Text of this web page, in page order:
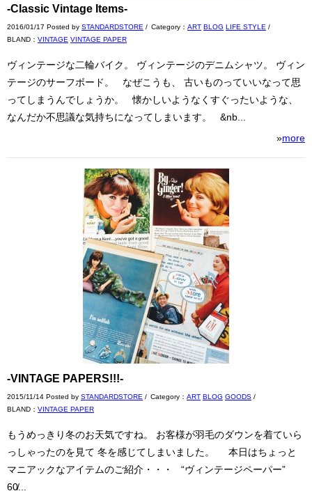
-Classic Vintage Items-
2016/01/17 Posted by STANDARDSTORE / Category： ART BLOG LIFE STYLE /
BLAND： VINTAGE VINTAGE PAPER
ヴィンテージな二輪バイク。 ヴィンテージのデニムシャツ。 ヴィン
テージのサーフボード。 なぜこうも、 古いものっていいなって思
ってしまうんでしょうか。 懐かしいようなくすぐったいような、
なんだか不思議な気持ちになってしまいます。 &nb...
»more
-VINTAGE PAPERS!!!-
2015/11/14 Posted by STANDARDSTORE / Category： ART BLOG GOODS /
BLAND： VINTAGE PAPER
もうめっきり冬のお天気ですね。 お客様が羽毛のダウンを着ていら
っしゃったのを見て 冬を感じてしまいました。 本日はちょっと
マニアックなアイテムのご紹介・・・ “ヴィンテージペーパー”
60̸...